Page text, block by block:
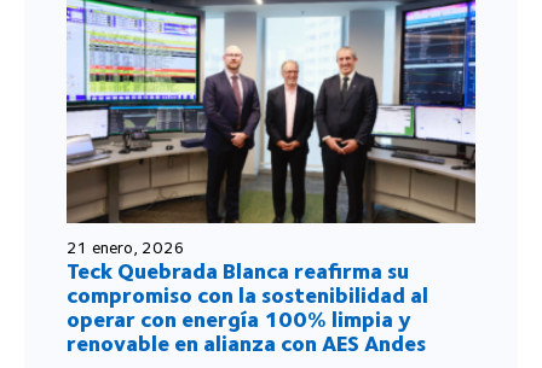
21 enero, 2026
Teck Quebrada Blanca reafirma su
compromiso con la sostenibilidad al
operar con energía 100% limpia y
renovable en alianza con AES Andes